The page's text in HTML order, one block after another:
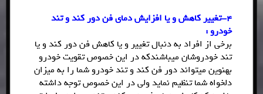
4-تغییر کاهش و یا افزایش دمای فن دور کند و تند
خودرو :
برخی از افراد به دنبال تغییر و یا کاهش فن دور کند و یا
تند خودروشان میباشندکه در این خصوص تقویت خودرو
بهنوین میتواند دور فن کند و تند خودرو شما را به میزان
دلخواه شما تنظیم نماید ولی در این خصوص توجه داشته